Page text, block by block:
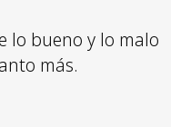
lo bueno y lo malo
más.